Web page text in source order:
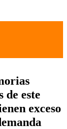
de este
exceso